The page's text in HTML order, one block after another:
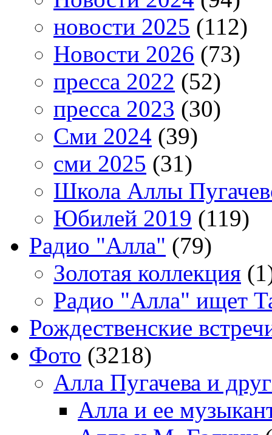
новости 2025 (112)
Новости 2026 (73)
пресса 2022 (52)
пресса 2023 (30)
Сми 2024 (39)
сми 2025 (31)
Школа Аллы
Юбилей 2019 (119)
Радио "Алла" (79)
Золотая коллекция
Радио "Алла" ищет
Рождественские
Фото (3218)
Алла Пугачева и
Алла и ее